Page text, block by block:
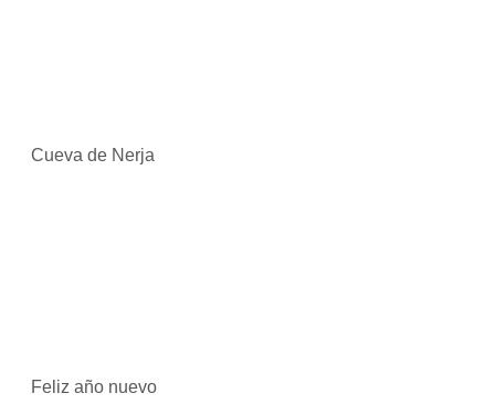
Cueva de Nerja
Feliz año nuevo